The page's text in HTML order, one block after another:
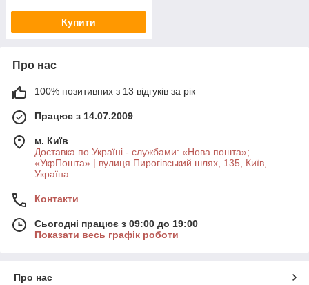
Купити
Про нас
100% позитивних з 13 відгуків за рік
Працює з 14.07.2009
м. Київ
Доставка по Україні - службами: «Нова пошта»;
«УкрПошта» | вулиця Пирогівський шлях, 135, Київ,
Україна
Контакти
Сьогодні працює з 09:00 до 19:00
Показати весь графік роботи
Про нас